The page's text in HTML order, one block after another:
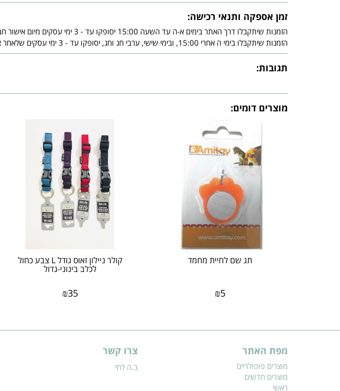
זמן אספקה ותנאי רכישה:
הזמנות שיתקבלו דרך האתר בימים א-ה עד השעה 15:00 יסופקו עד - 3 ימי עסקים מיום אישור חברת האשראי.
הזמנות שיתקבלו בימי ה אחרי 15:00, ובימי שישי, ערבי חג וחג, יסופקו עד - 3 ימי עסקים שלאחר צאת השבת ו/או צאת החג ובכפוף לאישור חברת האשראי.
תגובות:
מוצרים דומים:
תג שם לחיית מחמד
₪5
​קולר ניילון זאוס גודל L צבע כחול
לכלב בינוני-גדול
₪35
מפת האתר
מוצרים פופולריים
מוצרים חדשים
ראשי
צרו קשר
ב.ה לחי